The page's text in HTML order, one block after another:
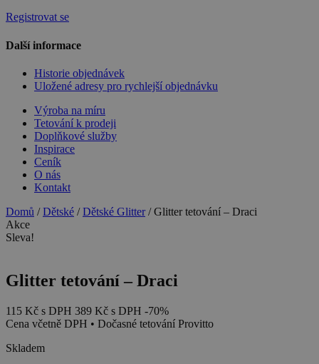
Registrovat se
Další informace
Historie objednávek
Uložené adresy pro rychlejší objednávku
Výroba na míru
Tetování k prodeji
Doplňkové služby
Inspirace
Ceník
O nás
Kontakt
Domů /Dětské /Dětské Glitter/ Glitter tetování – Draci
Akce
Sleva!
Glitter tetování – Draci
115 Kč s DPH 389 Kč s DPH -70%
Cena včetně DPH • Dočasné tetování Provitto
Skladem